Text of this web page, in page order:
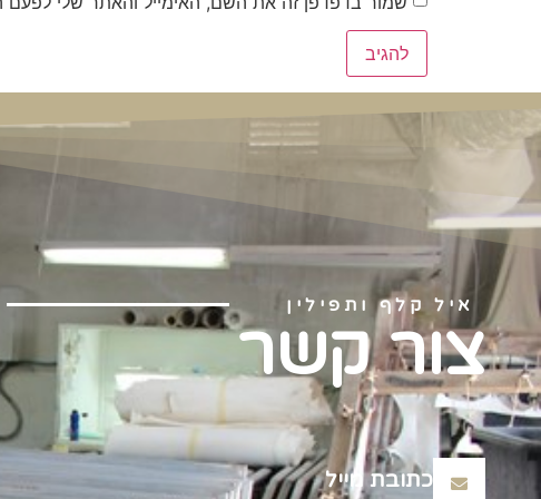
איל קלף ותפילין
צור קשר
כתובת מייל